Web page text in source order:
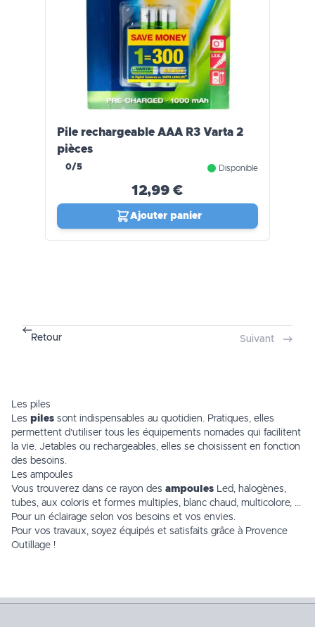
Pile rechargeable AAA R3 Varta 2
pièces
0/5 Disponible
12,99 €
Ajouter panier
Retour Suivant
Les piles
Les piles sont indispensables au quotidien. Pratiques, elles
permettent d’utiliser tous les équipements nomades qui facilitent
la vie. Jetables ou rechargeables, elles se choisissent en fonction
des besoins.
Les ampoules
Vous trouverez dans ce rayon des ampoules Led, halogènes,
tubes, aux coloris et formes multiples, blanc chaud, multicolore, ...
Pour un éclairage selon vos besoins et vos envies.
Pour vos travaux, soyez équipés et satisfaits grâce à Provence
Outillage !